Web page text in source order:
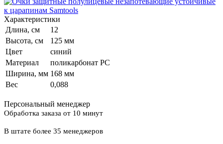
Характеристики
Длина, см
12
Высота, см
125 мм
Цвет
синий
Материал
поликарбонат PC
Ширина, мм 168 мм
Вес
0,088
Персональный менеджер
Обработка заказа от 10 минут
В штате более 35 менеджеров